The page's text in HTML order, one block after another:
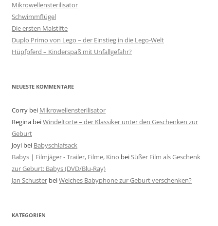
Mikrowellensterilisator
Schwimmflügel
Die ersten Malstifte
Duplo Primo von Lego – der Einstieg in die Lego-Welt
Hüpfpferd – Kinderspaß mit Unfallgefahr?
NEUESTE KOMMENTARE
Corry bei Mikrowellensterilisator
Regina beiWindeltorte – der Klassiker unter den Geschenken zur
Geburt
Joyi bei Babyschlafsack
Babys | Filmjäger - Trailer, Filme, Kino beiSüßer Film als Geschenk
zur Geburt: Babys (DVD/Blu-Ray)
Jan Schuster beiWelches Babyphone zur Geburt verschenken?
KATEGORIEN